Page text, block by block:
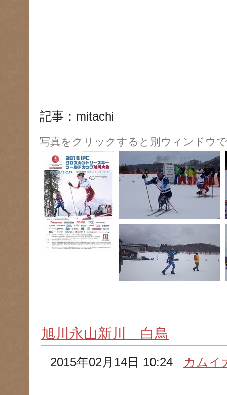
記事：mitachi
写真をクリックすると別ウィンドウ
旭川永山新川 白鳥
2015年02月14日 10:24 カムイ